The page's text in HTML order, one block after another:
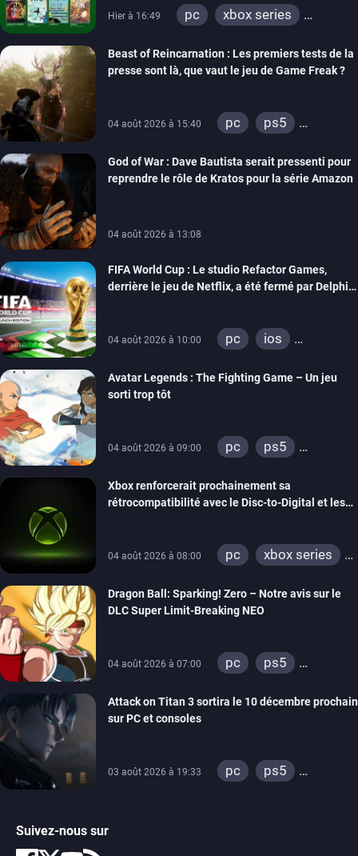
Hier à 16:49 pc
xbox series
Beast of Reincarnation : Les premiers tests de la
presse sont là, que vaut le jeu de Game Freak ?
04 août 2026 à 15:40 pc
ps5
God of War : Dave Bautista serait pressenti pour
reprendre le rôle de Kratos pour la série Amazon
04 août 2026 à 13:08
FIFA World Cup : Le studio Refactor Games,
derrière le jeu de Netflix, a été fermé par Delphi
04 août 2026 à 10:00 pc
ios
Avatar Legends : The Fighting Game – Un jeu
sorti trop tôt
04 août 2026 à 09:00 pc
ps5
switch
switch 2
Xbox renforcerait prochainement sa
rétrocompatibilité avec le Disc-to-Digital et les
04 août 2026 à 08:00 pc
xbox series
xbox 360
Dragon Ball: Sparking! Zero – Notre avis sur le
DLC Super Limit-Breaking NEO
04 août 2026 à 07:00 pc
ps5
Attack on Titan 3 sortira le 10 décembre prochain
sur PC et consoles
03 août 2026 à 19:33 pc
ps5
Suivez-nous sur